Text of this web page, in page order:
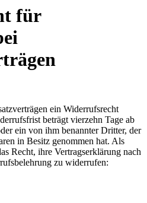
für
ein Widerrufsrecht
beträgt vierzehn Tage ab
ein von ihm benannter Dritter, der
in Besitz genommen hat. Als
Recht, ihre Vertragserklärung nach
zu widerrufen: